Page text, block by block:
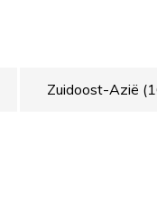
Zuidoost-Azië